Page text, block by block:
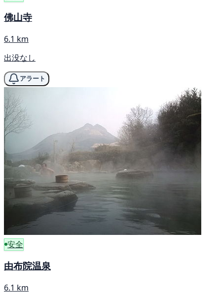
佛山寺
6.1 km
出没なし
アラート
安全
由布院温泉
6.1 km